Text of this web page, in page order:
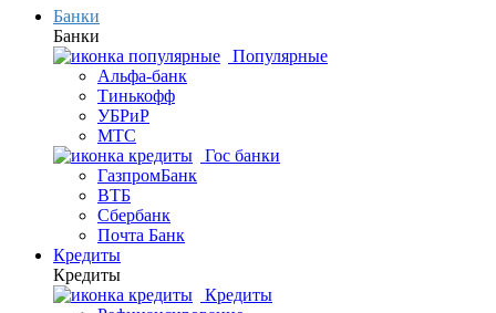
Банки
Банки
Популярные
Альфа-банк
Тинькофф
УБРиР
МТС
Гос банки
ГазпромБанк
ВТБ
Сбербанк
Почта Банк
Кредиты
Кредиты
Кредиты